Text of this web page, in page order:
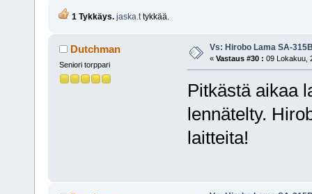
1 Tykkäys. jaska.ttykkää.
Dutchman
Seniori torppari
Vs: Hirobo Lama SA-
« Vastaus #30 : 09 Lokakuu,
Pitkästä aikaa
lennätelty.
laitteita!